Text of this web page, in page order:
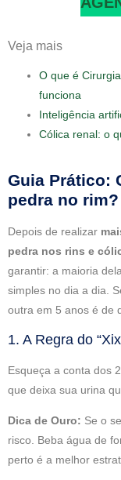
Veja mais
O que é
funciona
Inteligência
Cólica renal: o
Guia Prático:
pedra no rim?
Depois de realizar
pedra nos rins e
garantir: a maioria
simples no dia a dia.
outra em 5 anos é de
1. A Regra do
Esqueça a conta dos
que deixa sua urina
Dica de Ouro: Se o
risco. Beba água de
perto é a melhor